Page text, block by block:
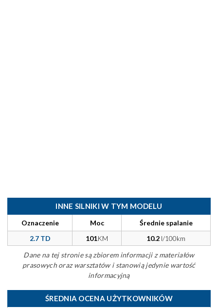
INNE SILNIKI W TYM MODELU
Oznaczenie Moc
Średnie spalanie
2.7 TD
101KM 10.2 l/100km
Dane na tej stronie są zbiorem informacji z materiałów
prasowych oraz warsztatów i stanowią jedynie wartość
informacyjną
ŚREDNIA OCENA UŻYTKOWNIKÓW